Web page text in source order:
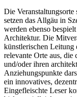
Die Veranstaltungsorte
setzen das Allgäu in
werden ebenso
Architektur. Die
künstlerischen Leitung
relevante Orte aus,
und/oder ihren
Anziehungspunkte
ein innovatives,
Eingefleischte Leser